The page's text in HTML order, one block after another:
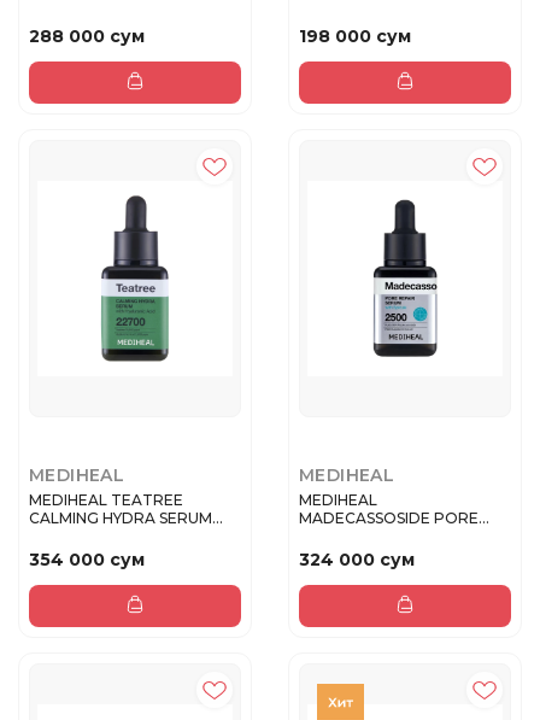
DEWY SE...
288 000 сум 198 000 сум
MEDIHEAL
MEDIHEAL TEATREE
CALMING HYDRA SERUM
354 000 сум
MEDIHEAL
MEDIHEAL
MADECASSOSIDE PORE
324 000 сум